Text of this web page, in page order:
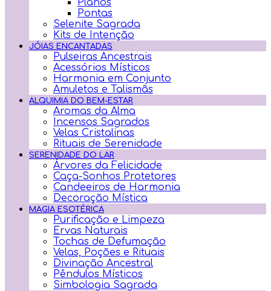
Planos
Pontas
Selenite Sagrada
Kits de Intenção
JÓIAS ENCANTADAS
Pulseiras Ancestrais
Acessórios Místicos
Harmonia em Conjunto
Amuletos e Talismãs
ALQUIMIA DO BEM-ESTAR
Aromas da Alma
Incensos Sagrados
Velas Cristalinas
Rituais de Serenidade
SERENIDADE DO LAR
Árvores da Felicidade
Caça-Sonhos Protetores
Candeeiros de Harmonia
Decoração Mística
MAGIA ESOTÉRICA
Purificação e Limpeza
Ervas Naturais
Tochas de Defumação
Velas, Poções e Rituais
Divinação Ancestral
Pêndulos Místicos
Simbologia Sagrada